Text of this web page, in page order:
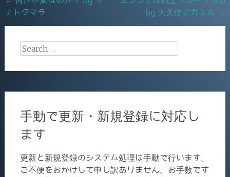
o
k
navigation
ナトクマラ
by 大天使ミカエル →
Search
手動で更新・新規登録に対応し
ます
更新と新規登録のシステム処理は手動で行います。
ご不便をおかけして申し訳ありません。お手数です